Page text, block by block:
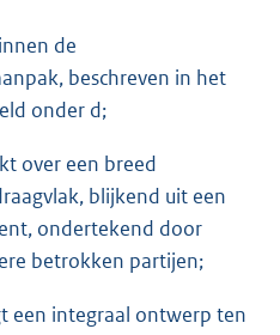
de
beschreven in het
onder d;
over een breed
blijkend uit een
ondertekend door
betrokken partijen;
een integraal ontwerp ten